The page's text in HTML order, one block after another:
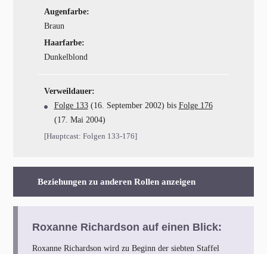
Augenfarbe:
Braun
Haarfarbe:
Dunkelblond
Verweildauer:
Folge 133(16. September 2002) bis Folge 176
(17. Mai 2004)
[Hauptcast: Folgen 133-176]
Beziehungen zu anderen Rollen anzeigen
Roxanne Richardson auf einen Blick:
Roxanne Richardson wird zu Beginn der siebten Staffel